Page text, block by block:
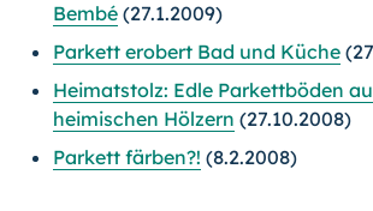
Bembé (27.1.2009)
Parkett erobert Bad und Küche
Heimatstolz: Edle Parkettböden
heimischen Hölzern (27.10.2008)
Parkett färben?! (8.2.2008)